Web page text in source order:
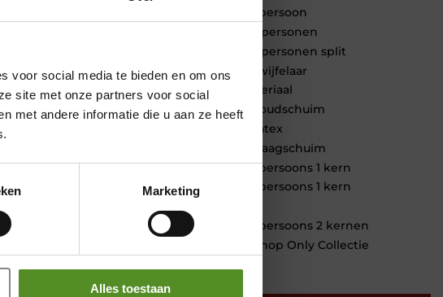
voor social media te bieden en om ons
site met onze partners voor social
met andere informatie die u aan ze heeft
Marketing
Alles toestaan
1 persoon
2 personen
2 personen split
Twijfelaar
Materiaal
Koudschuim
Latex
Traagschuim
Tweepersoons 1 kern
Tweepersoons 1 kern
Tweepersoons 2 kernen
Webshop Only Collectie